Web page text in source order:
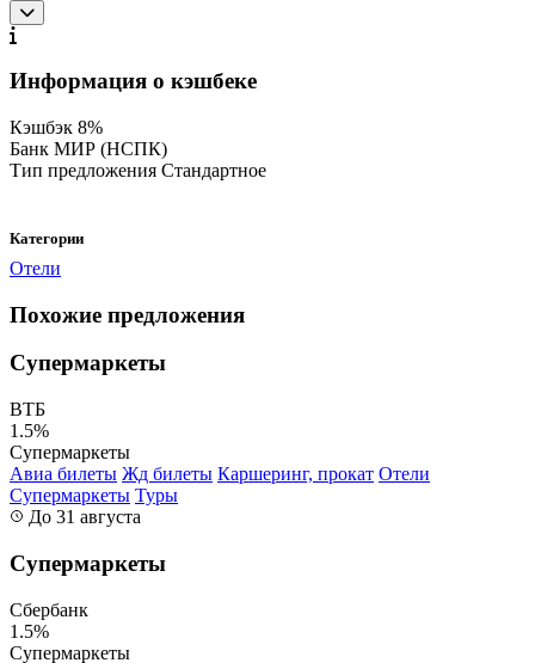
Информация о кэшбеке
Кэшбэк 8%
Банк МИР (НСПК)
Тип предложения Стандартное
Категории
Отели
Похожие предложения
Супермаркеты
ВТБ
1.5%
Супермаркеты
Авиа билеты Жд билеты Каршеринг, прокат Отели
Супермаркеты Туры
До 31 августа
Супермаркеты
Сбербанк
1.5%
Супермаркеты